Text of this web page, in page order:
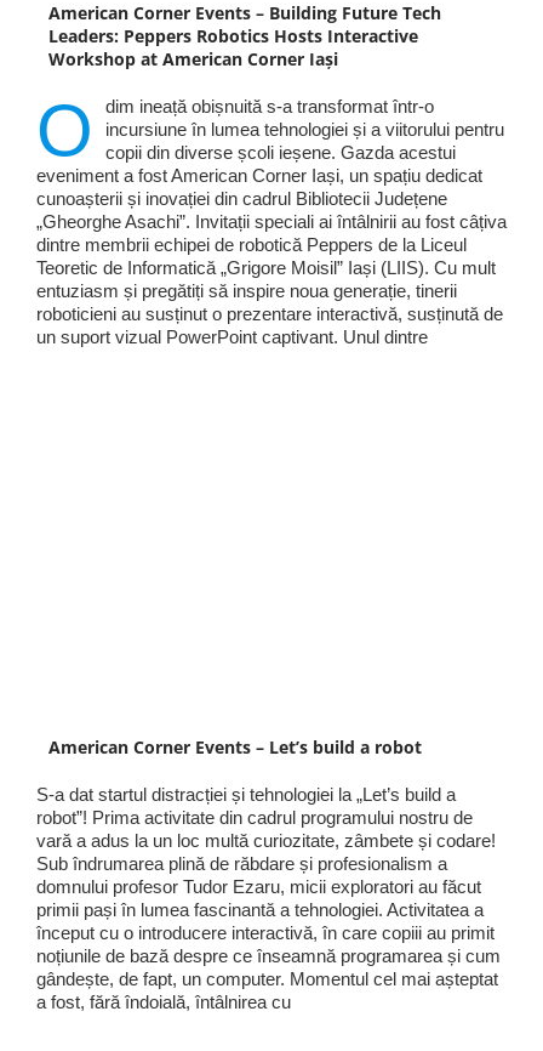
American Corner Events – Building Future Tech
Leaders: Peppers Robotics Hosts Interactive
Workshop at American Corner Iași
O
dim ineață obișnuită s-a transformat într-o
incursiune în lumea tehnologiei și a viitorului pentru
copii din diverse școli ieșene. Gazda acestui
eveniment a fost American Corner Iași, un spațiu dedicat
cunoașterii și inovației din cadrul Bibliotecii Județene
„Gheorghe Asachi”. Invitații speciali ai întâlnirii au fost câțiva
dintre membrii echipei de robotică Peppers de la Liceul
Teoretic de Informatică „Grigore Moisil” Iași (LIIS). Cu mult
entuziasm și pregătiți să inspire noua generație, tinerii
roboticieni au susținut o prezentare interactivă, susținută de
un suport vizual PowerPoint captivant. Unul dintre
American Corner Events – Let’s build a robot
S-a dat startul distracției și tehnologiei la „Let’s build a
robot”! Prima activitate din cadrul programului nostru de
vară a adus la un loc multă curiozitate, zâmbete și codare!
Sub îndrumarea plină de răbdare și profesionalism a
domnului profesor Tudor Ezaru, micii exploratori au făcut
primii pași în lumea fascinantă a tehnologiei. Activitatea a
început cu o introducere interactivă, în care copiii au primit
noțiunile de bază despre ce înseamnă programarea și cum
gândește, de fapt, un computer. Momentul cel mai așteptat
a fost, fără îndoială, întâlnirea cu